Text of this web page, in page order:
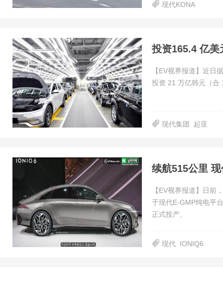
现代KONA
投资165.4 亿美
【EV视界报道】近日
投资 21 万亿韩元（合
现代集团 起亚
续航515公里
【EV视界报道】日前
于现代E-GMP纯电平
正式投产。
现代 IONIQ6